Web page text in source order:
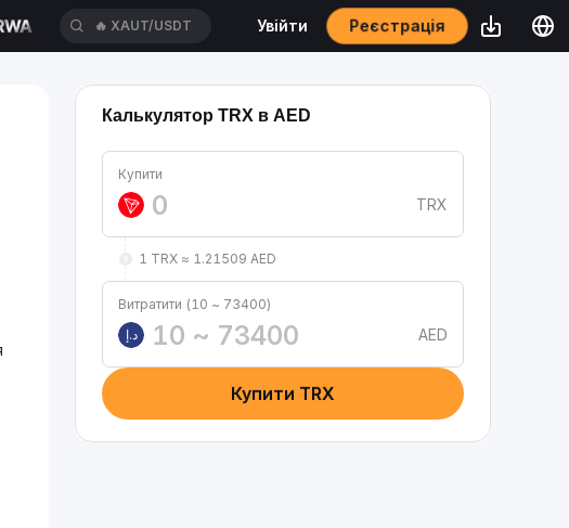
🔥 XAUT/USDT Увійти Реєстрація
Калькулятор TRX в AED
Купити
TRX
1 TRX ≈ 1.21509 AED
Витратити (10 ~ 73400)
د.إ
AED
Купити TRX